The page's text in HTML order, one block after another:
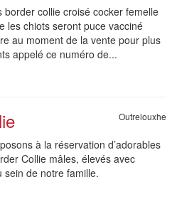
border collie croisé cocker femelle
les chiots seront puce vacciné
au moment de la vente pour plus
appelé ce numéro de...
Outrelouxhe
à la réservation d’adorables
Collie mâles, élevés avec
sein de notre famille.